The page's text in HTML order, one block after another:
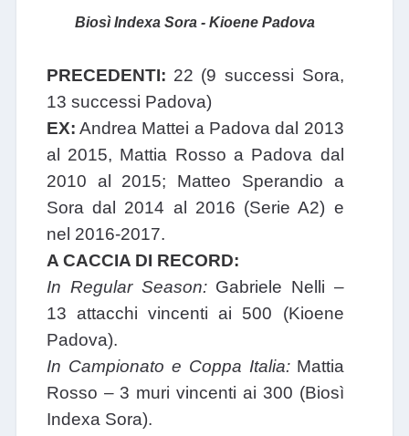
Biosì Indexa Sora - Kioene Padova
PRECEDENTI: 22 (9 successi Sora,
13 successi Padova)
EX: Andrea Mattei a Padova dal 2013
al 2015, Mattia Rosso a Padova dal
2010 al 2015; Matteo Sperandio a
Sora dal 2014 al 2016 (Serie A2) e
nel 2016-2017.
A CACCIA DI RECORD:
In Regular Season: Gabriele Nelli –
13 attacchi vincenti ai 500 (Kioene
Padova).
In Campionato e Coppa Italia: Mattia
Rosso – 3 muri vincenti ai 300 (Biosì
Indexa Sora).